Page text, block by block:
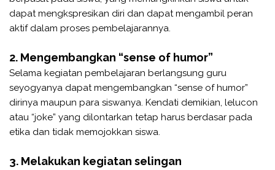
dapat mengkspresikan diri dan dapat mengambil peran
aktif dalam proses pembelajarannya.
2. Mengembangkan “sense of humor”
Selama kegiatan pembelajaran berlangsung guru
seyogyanya dapat mengembangkan “sense of humor”
dirinya maupun para siswanya. Kendati demikian, lelucon
atau “joke” yang dilontarkan tetap harus berdasar pada
etika dan tidak memojokkan siswa.
3. Melakukan kegiatan selingan